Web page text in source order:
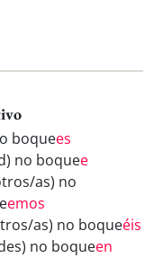
boquees
no boquee
as) no
emos
as) no boqueéis
no boqueen